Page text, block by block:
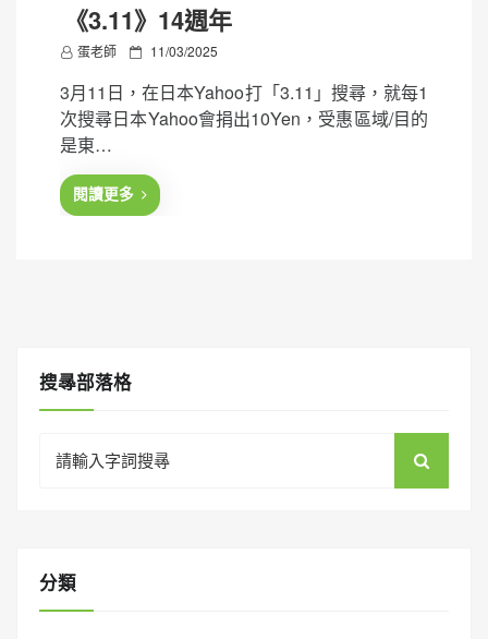
《3.11》14週年
蛋老師
P
s
t
d
11/03/2025
3月11日，在日本Yahoo打「3.11」搜尋，就每1
次搜尋日本Yahoo會捐出10Yen，受惠區域/目的
是東…
閱讀更多
搜㝷部落格
for:
分類